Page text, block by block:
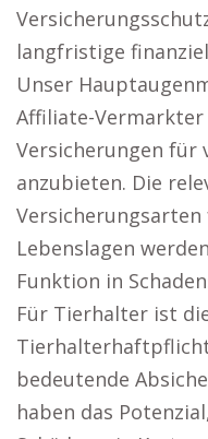
langfristige
Unser
Affiliate-
Versicherungen für
anzubieten. Die
Lebenslagen
Funktion in
Für Tierhalter ist
bedeutende
haben das